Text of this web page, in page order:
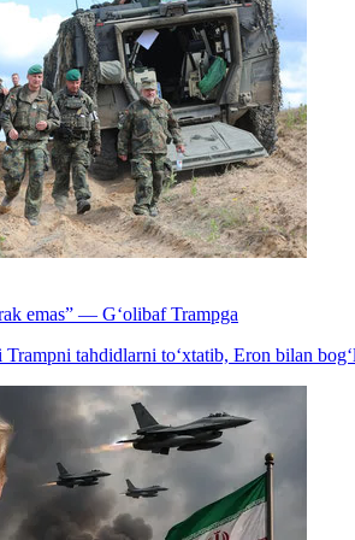
emas” — G‘olibaf Trampga
tahdidlarni to‘xtatib, Eron bilan